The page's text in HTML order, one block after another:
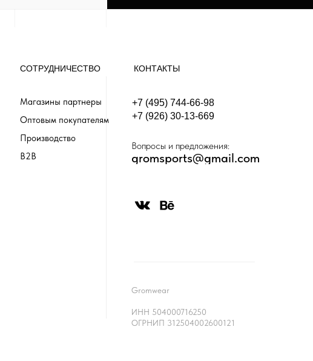
Производство
СОТРУДНИЧЕСТВО
Магазины партнеры
Оптовым покупателям
КОНТАКТЫ
+7 (495) 744-66-98
+7 (926) 30-13-669
gromsports@gmail.com
Gromwear
ИНН 504000716250
ОГРНИП 312504002600121
Вопросы и предложения:
B2B